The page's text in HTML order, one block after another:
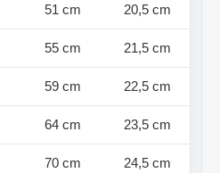
51 cm 20,5 cm
55 cm 21,5 cm
59 cm 22,5 cm
64 cm 23,5 cm
70 cm 24,5 cm